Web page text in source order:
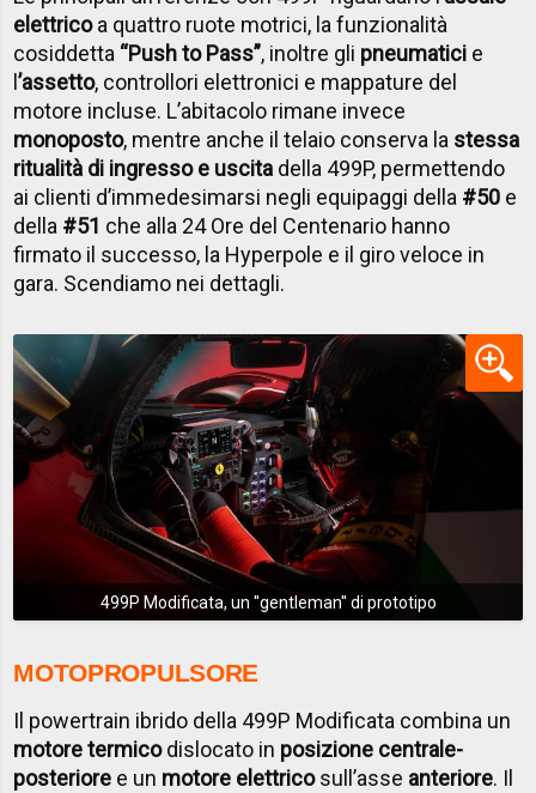
elettricoa quattro ruote motrici, la funzionalità
cosiddetta “Push to Pass”, inoltre gli pneumatici e
l’assetto, controllori elettronici e mappature del
motore incluse. L’abitacolo rimane invece
monoposto, mentre anche il telaio conserva la stessa
ritualità di ingresso e uscita della 499P, permettendo
ai clienti d’immedesimarsi negli equipaggi della #50 e
della #51 che alla 24 Ore del Centenario hanno
firmato il successo, la Hyperpole e il giro veloce in
gara. Scendiamo nei dettagli.
499P Modificata, un ''gentleman'' di prototipo
MOTOPROPULSORE
Il powertrain ibrido della 499P Modificata combina un
motore termicodislocato in posizione centrale-
posteriore e un motore elettricosull’asse anteriore. Il